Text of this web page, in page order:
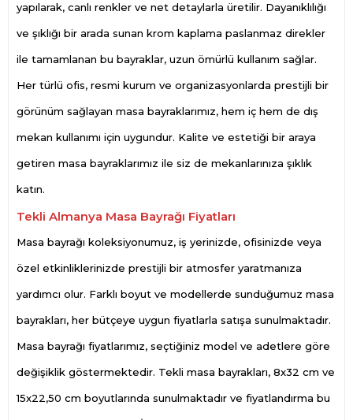
yapılarak, canlı renkler ve net detaylarla üretilir. Dayanıklılığı
ve şıklığı bir arada sunan krom kaplama paslanmaz direkler
ile tamamlanan bu bayraklar, uzun ömürlü kullanım sağlar.
Her türlü ofis, resmi kurum ve organizasyonlarda prestijli bir
görünüm sağlayan masa bayraklarımız, hem iç hem de dış
mekan kullanımı için uygundur. Kalite ve estetiği bir araya
getiren masa bayraklarımız ile siz de mekanlarınıza şıklık
katın.
Tekli Almanya Masa Bayrağı Fiyatları
Masa bayrağı koleksiyonumuz, iş yerinizde, ofisinizde veya
özel etkinliklerinizde prestijli bir atmosfer yaratmanıza
yardımcı olur. Farklı boyut ve modellerde sunduğumuz masa
bayrakları, her bütçeye uygun fiyatlarla satışa sunulmaktadır.
Masa bayrağı fiyatlarımız, seçtiğiniz model ve adetlere göre
değişiklik göstermektedir. Tekli masa bayrakları, 8x32 cm ve
15x22,50 cm boyutlarında sunulmaktadır ve fiyatlandırma bu